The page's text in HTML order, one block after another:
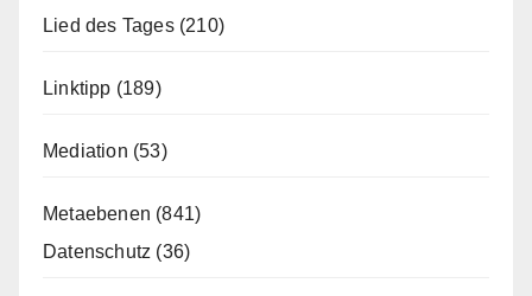
Lied des Tages(210)
Linktipp (189)
Mediation (53)
Metaebenen (841)
Datenschutz (36)